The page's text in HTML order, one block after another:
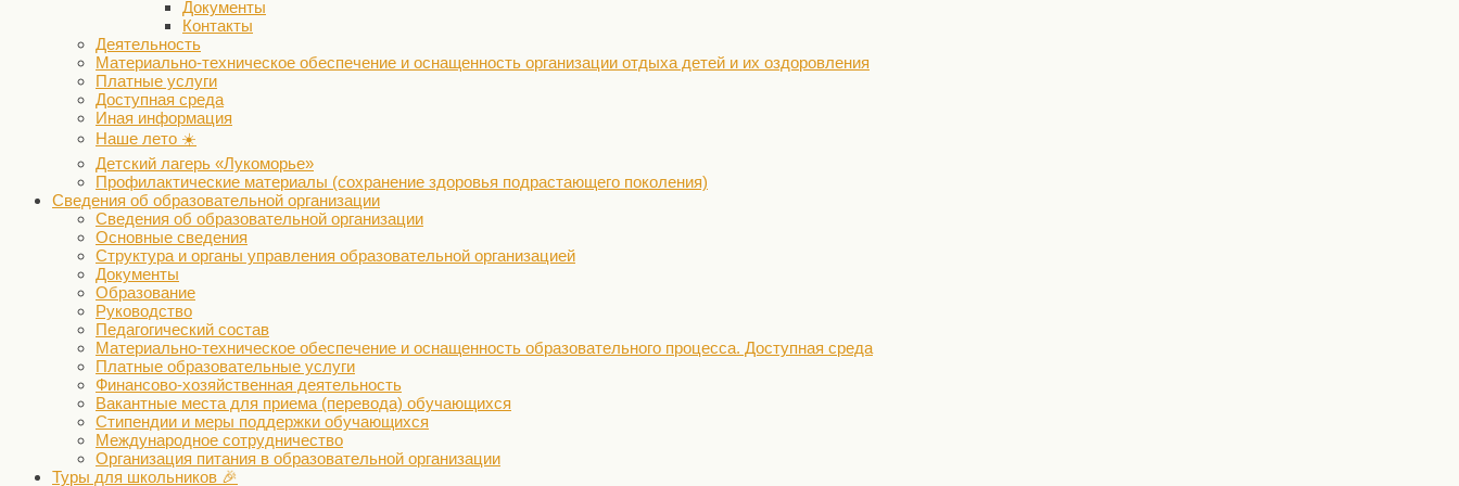
Документы
Контакты
Деятельность
Материально-техническое обеспечение и оснащенность организации отдыха детей и их оздоровления
Платные услуги
Доступная среда
Иная информация
Наше лето ☀️
Детский лагерь «Лукоморье»
Профилактические материалы (сохранение здоровья подрастающего поколения)
Сведения об образовательной организации
Сведения об образовательной организации
Основные сведения
Структура и органы управления образовательной организацией
Документы
Образование
Руководство
Педагогический состав
Материально-техническое обеспечение и оснащенность образовательного процесса. Доступная среда
Платные образовательные услуги
Финансово-хозяйственная деятельность
Вакантные места для приема (перевода) обучающихся
Стипендии и меры поддержки обучающихся
Международное сотрудничество
Организация питания в образовательной организации
Туры для школьников 🎉